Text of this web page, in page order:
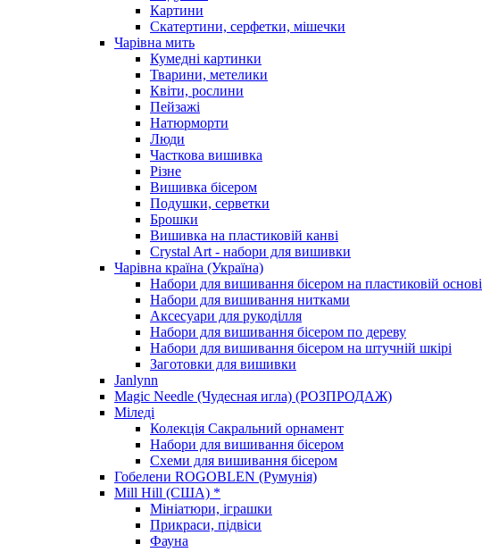
Картини
Скатертини, серфетки, мішечки
Чарiвна мить
Кумедні картинки
Тварини, метелики
Квіти, рослини
Пейзажі
Натюрморти
Люди
Часткова вишивка
Різне
Вишивка бісером
Подушки, серветки
Брошки
Вишивка на пластиковій канві
Crystal Art - набори для вишивки
Чарівна країна (Україна)
Набори для вишивання бісером на пластиковій основі
Набори для вишивання нитками
Аксесуари для рукоділля
Набори для вишивання бісером по дереву
Набори для вишивання бісером на штучній шкірі
Заготовки для вишивки
Janlynn
Magic Needle (Чудесная игла) (РОЗПРОДАЖ)
Міледі
Колекція Сакральний орнамент
Набори для вишивання бісером
Схеми для вишивання бісером
Гобелени ROGOBLEN (Румунія)
Mill Hill (США) *
Мініатюри, іграшки
Прикраси, підвіси
Фауна